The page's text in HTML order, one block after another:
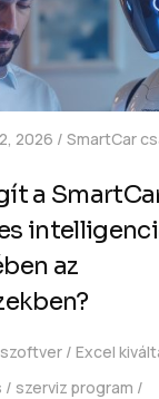
2026 SmartCar
a
az
Excel
szerviz program